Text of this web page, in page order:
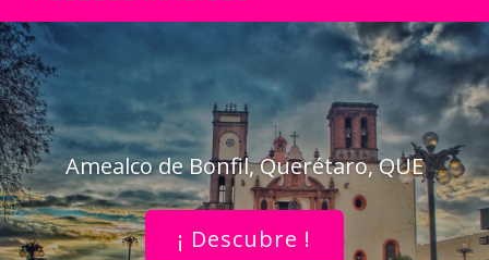
Amealco de Bonfil, Querétaro, QUE
¡ Descubre !